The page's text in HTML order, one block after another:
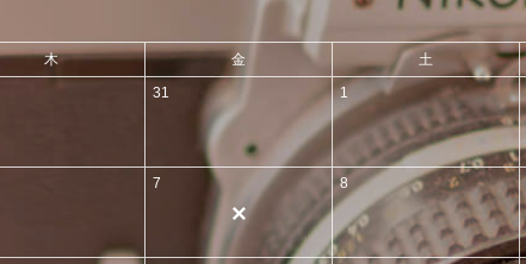
木 金 土
31 1
7
×
8